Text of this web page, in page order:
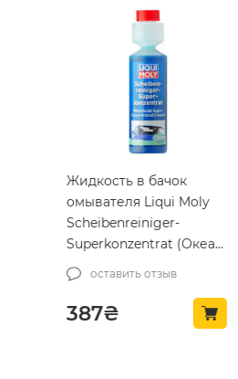
Жидкость в бачок
омывателя Liqui Moly
Scheibenreiniger-
Superkonzentrat (Океан)
0.25л. (21708-lm)
оставить отзыв
387₴